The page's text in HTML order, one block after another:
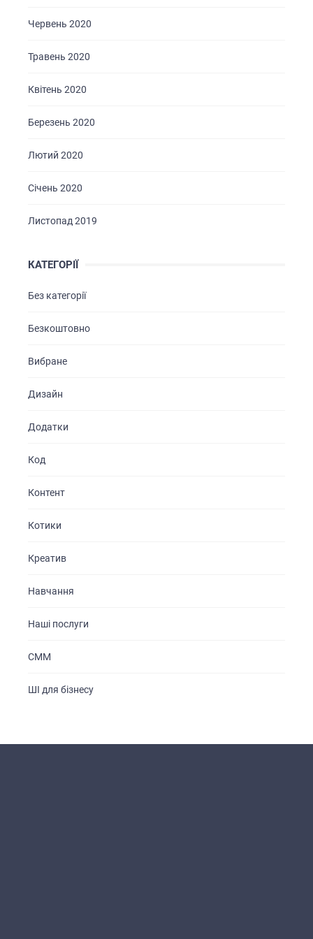
Червень 2020
Травень 2020
Квітень 2020
Березень 2020
Лютий 2020
Січень 2020
Листопад 2019
КАТЕГОРІЇ
Без категорії
Безкоштовно
Вибране
Дизайн
Додатки
Код
Контент
Котики
Креатив
Навчання
Наші послуги
СММ
ШІ для бізнесу